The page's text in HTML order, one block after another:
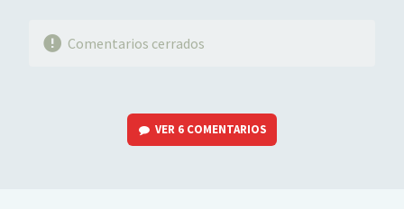
Comentarios cerrados
VER 6 COMENTARIOS